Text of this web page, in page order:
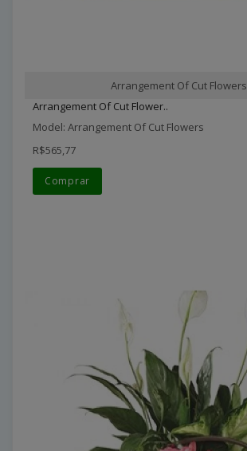
Arrangement Of Cut Flowers
Arrangement Of Cut Flower..
Model: Arrangement Of Cut Flowers
R$565,77
Comprar